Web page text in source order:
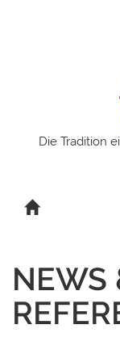
Die Tradition
NEWS